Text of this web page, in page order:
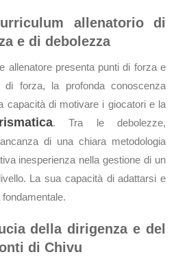
allenatorio di
e di debolezza
allenatore presenta punti di forza e
forza, la profonda conoscenza
capacità di motivare i giocatori e la
. Tra le debolezze,
di una chiara metodologia
inesperienza nella gestione di un
La sua capacità di adattarsi e
della dirigenza e del
di Chivu